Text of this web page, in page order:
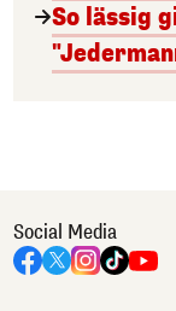
So lässig
Social Media